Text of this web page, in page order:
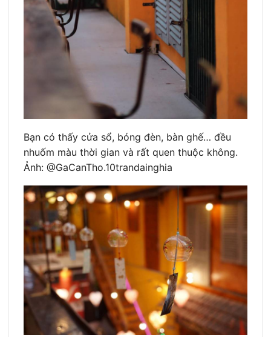
Bạn có thấy cửa sổ, bóng đèn, bàn ghế… đều
nhuốm màu thời gian và rất quen thuộc không.
Ảnh: @GaCanTho.10trandainghia